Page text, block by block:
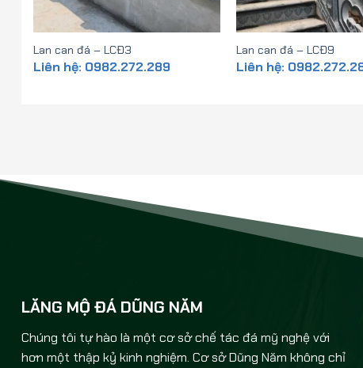
Lan can đá – LCĐ3
Liên hệ: 0982.272.289
Lan can đá – LCĐ9
Liên hệ:
LĂNG MỘ ĐÁ DŨNG NĂM
Chúng tôi tự hào là một cơ sở chế tác đá mỹ nghệ với
hơn một thập kỷ kinh nghiệm. Cơ sở Dũng Năm không chỉ